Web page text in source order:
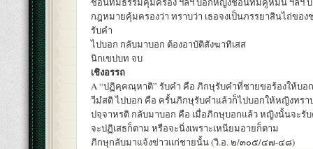
กฎหมายคุ้มครองว่า ทราบว่า เธอจงเป็นภรรยาสินไถ่ขอ
รับคำ
ไปบอก กลับมาบอก ต้องอาบัติสังฆาทิเสส
นิกเขปบท จบ
เชิงอรรถ
A “ปฏิคฺคณฺหาติ” รับคำ คือ ภิกษุรับคำที่ชายขอร้องให้บอ
วีมํสติ ไปบอก คือ ครั้นภิกษุรับคำแล้วก็ไปบอกให้หญิงทรา
ปจฺจาหรติ กลับมาบอก คือ เมื่อภิกษุบอกแล้ว หญิงนั้นจะรั
จะปฏิเสธก็ตาม หรือจะนิ่งเพราะเหนียมอายก็ตาม
ภิกษุกลับมาแจ้งข่าวแก่ชายนั้น (วิ.อ. ๒/๓๐๕/๔๗-๔๘)